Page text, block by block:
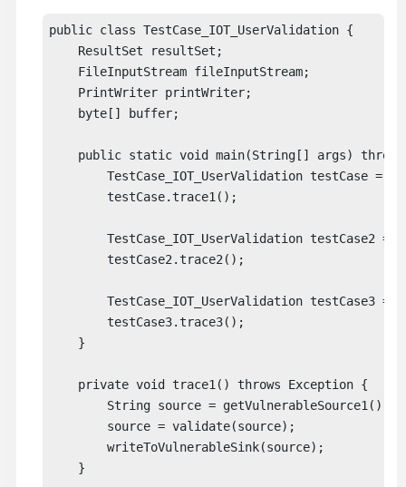
public class TestCase_IOT_UserValidation {
    ResultSet resultSet;
    FileInputStream fileInputStream;
    PrintWriter printWriter;
    byte[] buffer;
public static void main(String[] args)
TestCase_IOT_UserValidation testCase =
        testCase.trace1();
TestCase_IOT_UserValidation testCase2 =
        testCase2.trace2();
TestCase_IOT_UserValidation testCase3 =
        testCase3.trace3();
    }
    private void trace1() throws Exception {
        String source = getVulnerableSource1();
        source = validate(source);
        writeToVulnerableSink(source);
    }